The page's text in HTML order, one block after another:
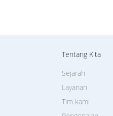
Tentang Kita
Sejarah
Layanan
Tim kami